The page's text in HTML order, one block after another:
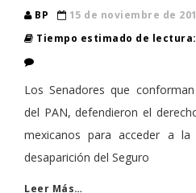
BP
15 de noviembre de
Tiempo estimado de
Los Senadores que
del PAN, defendieron el
mexicanos para acceder a
desaparición del Seguro
Leer Más…